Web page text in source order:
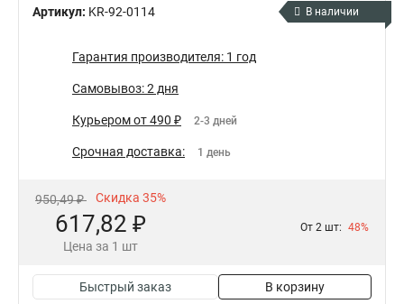
Артикул: KR-92-0114 В наличии
Гарантия производителя: 1 год
Самовывоз: 2 дня
Курьером от 490 ₽ 2-3 дней
Срочная доставка: 1 день
950,49 ₽ Скидка 35%
617,82 ₽
Цена за 1 шт
От 2 шт: 48%
Быстрый заказ В корзину